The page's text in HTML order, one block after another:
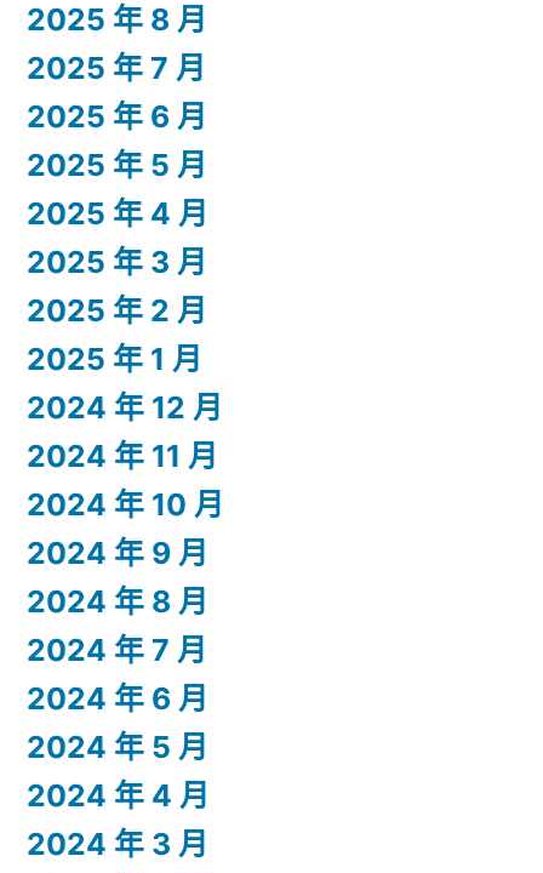
2025 年 8 月
2025 年 7 月
2025 年 6 月
2025 年 5 月
2025 年 4 月
2025 年 3 月
2025 年 2 月
2025 年 1 月
2024 年 12 月
2024 年 11 月
2024 年 10 月
2024 年 9 月
2024 年 8 月
2024 年 7 月
2024 年 6 月
2024 年 5 月
2024 年 4 月
2024 年 3 月